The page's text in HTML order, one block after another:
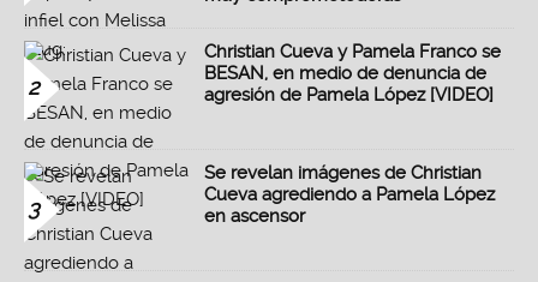
2
Christian Cueva y Pamela Franco se
BESAN, en medio de denuncia de
agresión de Pamela López [VIDEO]
3
Se revelan imágenes de Christian
Cueva agrediendo a Pamela López
en ascensor